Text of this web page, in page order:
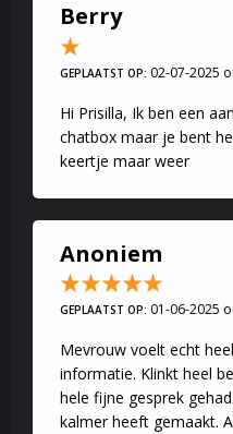
Berry
GEPLAATST OP: 02-07-2025
Hi Prisilla, Ik ben een
chatbox maar je bent
keertje maar weer
Anoniem
GEPLAATST OP: 01-06-2025
Mevrouw voelt echt
informatie. Klinkt heel
hele fijne gesprek
kalmer heeft gemaakt.